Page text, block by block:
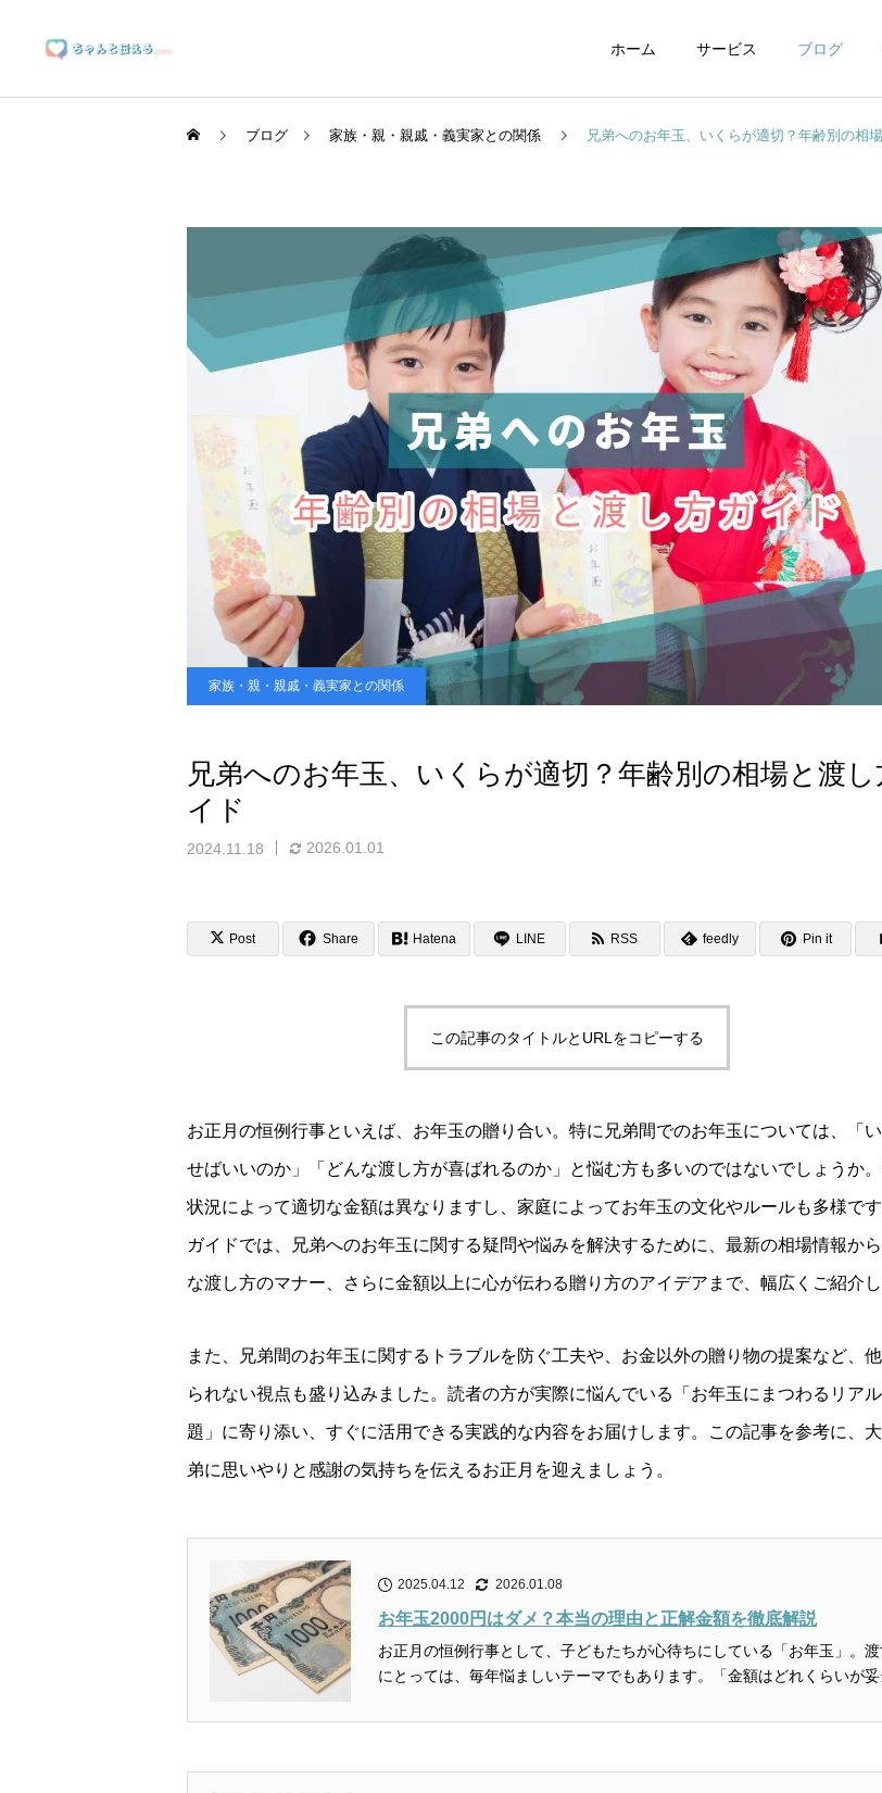
ホーム サービス ブログ
ブランディングサポート WEBデザイン グ
マーケティングサポート 動画制作編集
ブログ 家族・親・親戚・義実家との関係 兄弟へのお年玉、いくらが適切？年齢別の相
家族・親・親戚・義実家との関係
兄弟へのお年玉、いくらが適切？年齢別の相場と渡
イド
2024.11.18 2026.01.01
Post Share Hatena LINE RSS feedly Pin it
この記事のタイトルとURLをコピーする
お正月の恒例行事といえば、お年玉の贈り合い。特に兄弟間でのお年玉については、「
せばいいのか」「どんな渡し方が喜ばれるのか」と悩む方も多いのではないでしょうか
状況によって適切な金額は異なりますし、家庭によってお年玉の文化やルールも多様で
ガイドでは、兄弟へのお年玉に関する疑問や悩みを解決するために、最新の相場情報か
な渡し方のマナー、さらに金額以上に心が伝わる贈り方のアイデアまで、幅広くご紹介し
また、兄弟間のお年玉に関するトラブルを防ぐ工夫や、お金以外の贈り物の提案など、
られない視点も盛り込みました。読者の方が実際に悩んでいる「お年玉にまつわるリア
題」に寄り添い、すぐに活用できる実践的な内容をお届けします。この記事を参考に、
弟に思いやりと感謝の気持ちを伝えるお正月を迎えましょう。
2025.04.12 2026.01.08
お年玉2000円はダメ？本当の理由と正解金額を徹底解説
お正月の恒例行事として、子どもたちが心待ちにしている「お年玉」。
にとっては、毎年悩ましいテーマでもあります。「金額はどれくらいが妥